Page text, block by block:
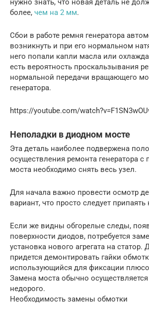
нужно знать, что новая деталь не
более, чем на 2 мм.
Сбои в работе ремня генератора
возникнуть и при его нормальном
него попали капли масла или
есть вероятность проскальзывания
нормальной передачи вращающего
генератора.
https://youtube.com/
Неполадки в диодном мосте
Эта деталь наиболее подвержена
осуществления ремонта генератора
моста необходимо снять весь узел.
Для начала важно провести осмотр
вариант, что просто следует припаять
Если же видны обгорелые следы,
поверхности диодов, потребуется
установка нового агрегата на статор.
придется демонтировать гайки
использующийся для фиксации
Замена моста обычно
недорого.
Необходимость замены обмотки